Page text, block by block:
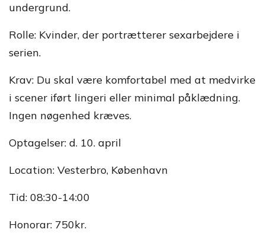
undergrund.
Rolle: Kvinder, der portrætterer sexarbejdere i
serien.
Krav: Du skal være komfortabel med at medvirke
i scener iført lingeri eller minimal påklædning.
Ingen nøgenhed kræves.
Optagelser: d. 10. april
Location: Vesterbro, København
Tid: 08:30-14:00
Honorar: 750kr.